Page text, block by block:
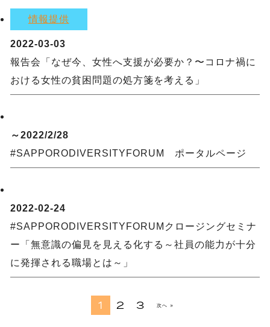
情報提供
2022-03-03
報告会「なぜ今、女性へ支援が必要か？〜コロナ禍に
おける女性の貧困問題の処方箋を考える」
～2022/2/28
#SAPPORODIVERSITYFORUM ポータルページ
2022-02-24
#SAPPORODIVERSITYFORUMクロージングセミナ
ー「無意識の偏見を見える化する～社員の能力が十分
に発揮される職場とは～」
1 2 3 次へ »